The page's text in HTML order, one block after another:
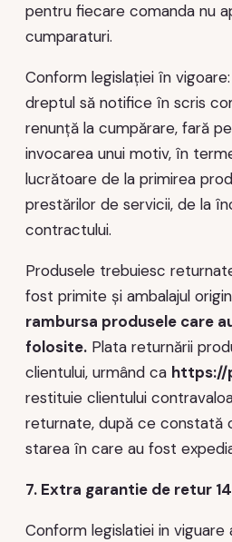
pentru fiecare comanda nu
cumparaturi.
Conform legislației în
dreptul să notifice în scris
renunță la cumpărare, fară
invocarea unui motiv, în
lucrătoare de la primirea
prestărilor de servicii, de la
contractului.
Produsele trebuiesc
fost primite și ambalajul
rambursa produsele care
folosite.Plata returnării
clientului, urmând ca https://
restituie clientului
returnate, după ce constată
starea în care au fost
7. Extra garantie de retur
Conform legislatiei in